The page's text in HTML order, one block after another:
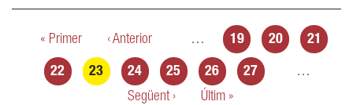
Pàgines
« Primer ‹ Anterior … 19 20 21
22 23 24 25 26 27
…
Següent ›
Últim »